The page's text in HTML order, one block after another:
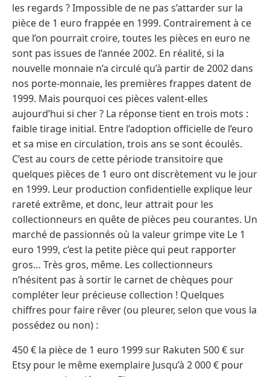
les regards ? Impossible de ne pas s’attarder sur la
pièce de 1 euro frappée en 1999. Contrairement à ce
que l’on pourrait croire, toutes les pièces en euro ne
sont pas issues de l’année 2002. En réalité, si la
nouvelle monnaie n’a circulé qu’à partir de 2002 dans
nos porte-monnaie, les premières frappes datent de
1999. Mais pourquoi ces pièces valent-elles
aujourd’hui si cher ? La réponse tient en trois mots :
faible tirage initial. Entre l’adoption officielle de l’euro
et sa mise en circulation, trois ans se sont écoulés.
C’est au cours de cette période transitoire que
quelques pièces de 1 euro ont discrètement vu le jour
en 1999. Leur production confidentielle explique leur
rareté extrême, et donc, leur attrait pour les
collectionneurs en quête de pièces peu courantes. Un
marché de passionnés où la valeur grimpe vite Le 1
euro 1999, c’est la petite pièce qui peut rapporter
gros… Très gros, même. Les collectionneurs
n’hésitent pas à sortir le carnet de chèques pour
compléter leur précieuse collection ! Quelques
chiffres pour faire rêver (ou pleurer, selon que vous la
possédez ou non) :
450 € la pièce de 1 euro 1999 sur Rakuten 500 € sur
Etsy pour le même exemplaire Jusqu’à 2 000 € pour